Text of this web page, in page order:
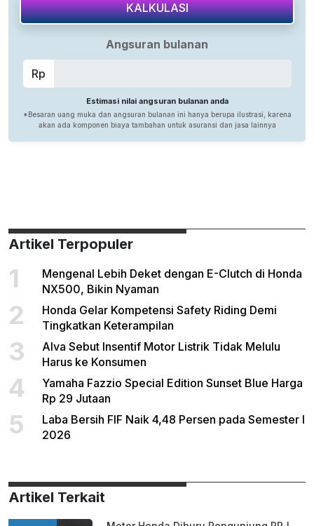
Artikel Terpopuler
1
Mengenal Lebih Deket dengan E-Clutch di Honda
NX500, Bikin Nyaman
2
Honda Gelar Kompetensi Safety Riding Demi
Tingkatkan Keterampilan
3
Alva Sebut Insentif Motor Listrik Tidak Melulu
Harus ke Konsumen
4
Yamaha Fazzio Special Edition Sunset Blue Harga
Rp 29 Jutaan
5
Laba Bersih FIF Naik 4,48 Persen pada Semester I
2026
Artikel Terkait